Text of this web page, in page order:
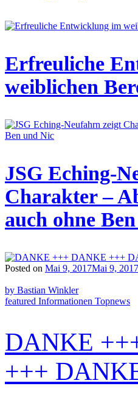
Erfreuliche
weiblichen
JSG Eching-
Charakter –
auch ohne
Posted on Mai 9, 2017Mai 9, 2017
by Bastian Winkler
featured Informationen Topnews
DANKE
+++